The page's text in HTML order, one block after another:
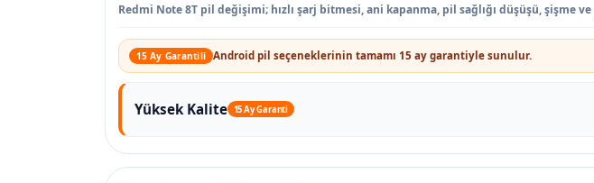
Redmi Note 8T pil değişimi; hızlı şarj bitmesi, ani kapanma, pil sağlığı düşüşü, şişme
15 Ay Garantili Android pil seçeneklerinin tamamı 15 ay garantiyle sunulur.
Yüksek Kalite 15 Ay Garanti